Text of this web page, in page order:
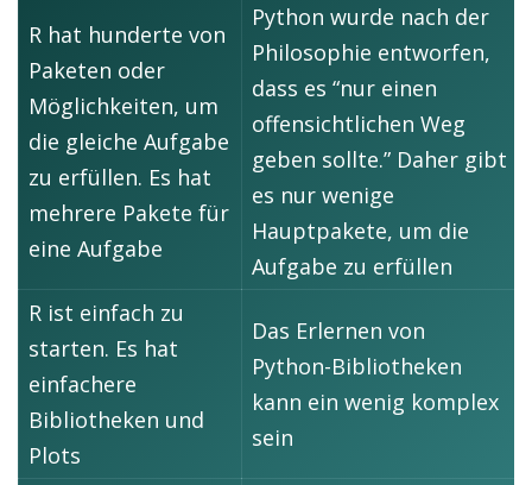
R hat hunderte von
Paketen oder
Möglichkeiten, um
die gleiche Aufgabe
zu erfüllen. Es hat
mehrere Pakete für
eine Aufgabe
Python wurde nach der
Philosophie entworfen,
dass es “nur einen
offensichtlichen Weg
geben sollte.” Daher gibt
es nur wenige
Hauptpakete, um die
Aufgabe zu erfüllen
R ist einfach zu
starten. Es hat
einfachere
Bibliotheken und
Plots
Das Erlernen von
Python-Bibliotheken
kann ein wenig komplex
sein